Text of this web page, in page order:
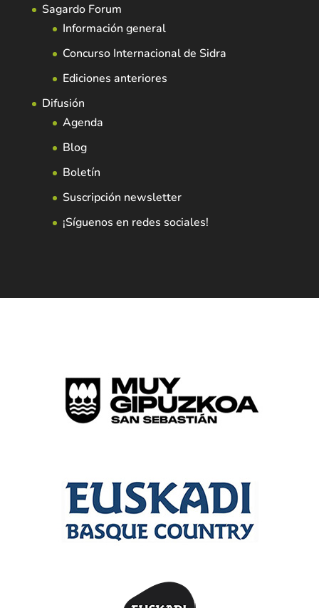
Sagardo Forum
Información general
Concurso Internacional de Sidra
Ediciones anteriores
Difusión
Agenda
Blog
Boletín
Suscripción newsletter
¡Síguenos en redes sociales!